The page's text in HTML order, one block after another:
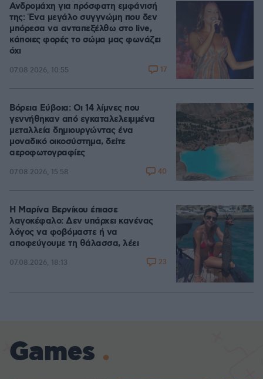
Ανδρομάχη για πρόσφατη εμφάνισή
της: Ένα μεγάλο συγγνώμη που δεν
μπόρεσα να ανταπεξέλθω στο live,
κάποιες φορές το σώμα μας φωνάζει
όχι
07.08.2026, 10:55 17
Βόρεια Εύβοια: Οι 14 λίμνες που
γεννήθηκαν από εγκαταλελειμμένα
μεταλλεία δημιουργώντας ένα
μοναδικό οικοσύστημα, δείτε
αεροφωτογραφίες
07.08.2026, 15:58 40
Η Μαρίνα Βερνίκου έπιασε
λαγοκέφαλο: Δεν υπάρχει κανένας
λόγος να φοβόμαστε ή να
αποφεύγουμε τη θάλασσα, λέει
07.08.2026, 18:13 23
Games